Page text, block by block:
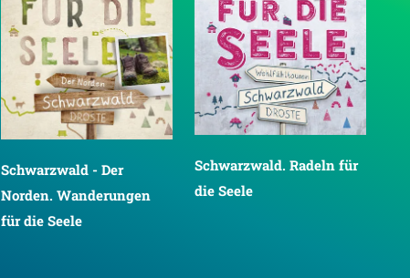
Schwarzwald - Der
Norden. Wanderungen
für die Seele
Schwarzwald. Radeln für
die Seele